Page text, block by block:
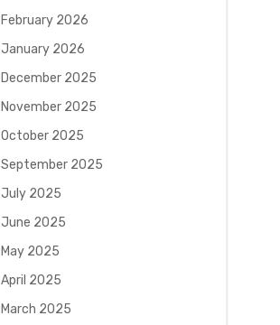
February 2026
January 2026
December 2025
November 2025
October 2025
September 2025
July 2025
June 2025
May 2025
April 2025
March 2025